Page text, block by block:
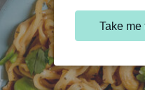
Take me